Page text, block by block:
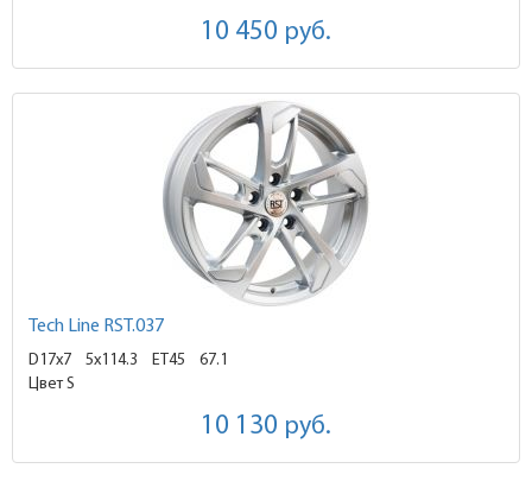
10 450 руб.
Tech Line RST.037
D17x7 5x114.3 ET45
67.1
Цвет S
10 130 руб.